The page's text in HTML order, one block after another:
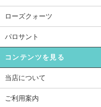
ローズクォーツ
パロサント
コンテンツを見る
当店について
ご利用案内